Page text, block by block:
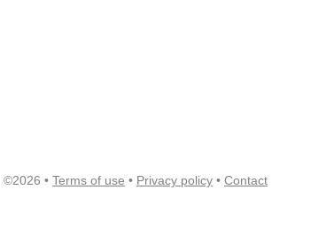
©2026 • Terms of use • Privacy policy • Contact